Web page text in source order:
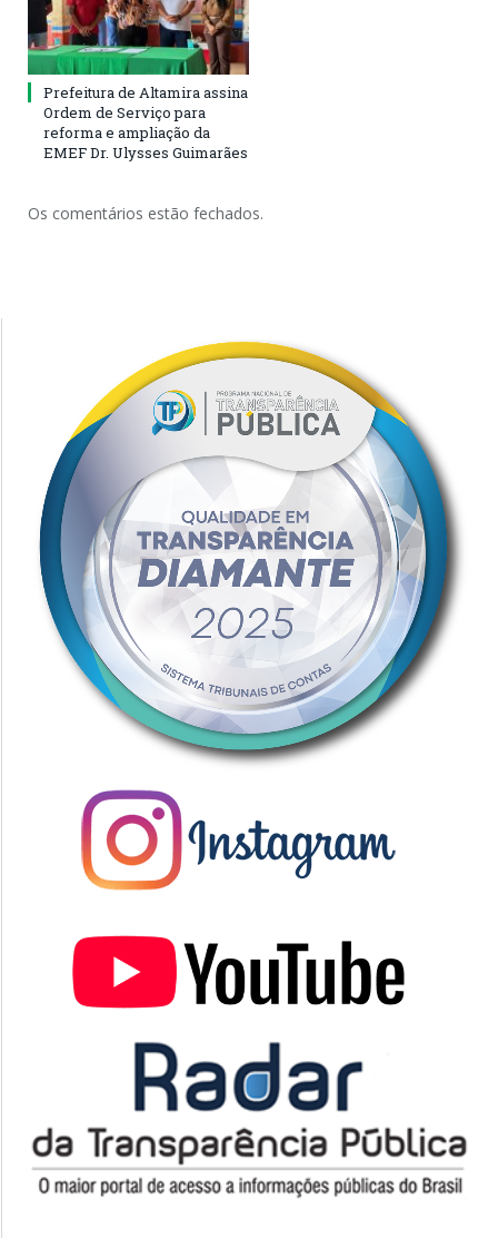
Prefeitura de Altamira assina
Ordem de Serviço para
reforma e ampliação da
EMEF Dr. Ulysses Guimarães
Os comentários estão fechados.